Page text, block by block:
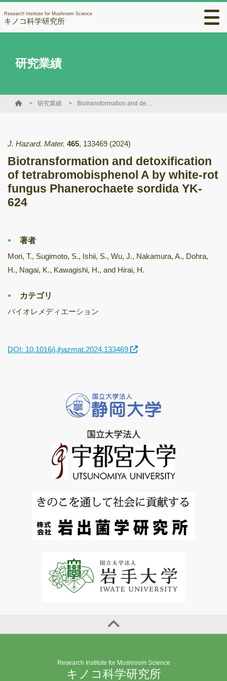
Research Institute for Mushroom Science
キノコ科学研究所
研究業績
研究業績 Biotransformation and detoxification of tetrabromobisphenol A by white-rot fungus Phanerochaete sordida YK-624
J. Hazard. Mater. 465, 133469 (2024)
Biotransformation and detoxification
of tetrabromobisphenol A by white-rot
fungus Phanerochaete sordida YK-
624
著者
Mori, T., Sugimoto, S., Ishii, S., Wu, J., Nakamura, A., Dohra,
H., Nagai, K., Kawagishi, H., and Hirai, H.
カテゴリ
バイオレメディエーション
DOI: 10.1016/j.jhazmat.2024.133469
Research Institute for Mushroom Science
キノコ科学研究所